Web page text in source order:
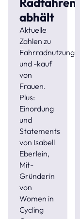
abhält
Aktuelle
Zahlen zu
Fahrradnutzung
und -kauf
von
Frauen.
Plus:
Einordung
und
Statements
von Isabell
Eberlein,
Mit-
Gründerin
von
Women in
Cycling